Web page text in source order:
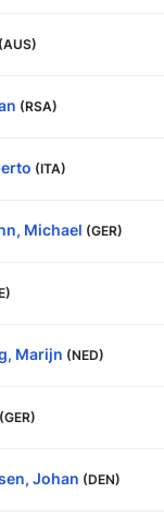
(AUS)
(RSA)
(ITA)
Michael (GER)
Marijn (NED)
(GER)
Johan (DEN)